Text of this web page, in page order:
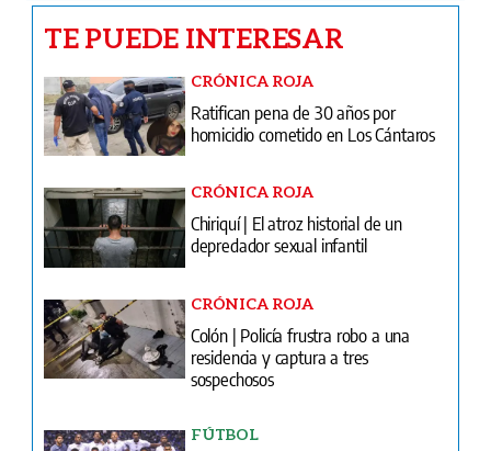
TE PUEDE INTERESAR
CRÓNICA ROJA
Ratifican pena de 30 años por
homicidio cometido en Los Cántaros
CRÓNICA ROJA
Chiriquí | El atroz historial de un
depredador sexual infantil
CRÓNICA ROJA
Colón | Policía frustra robo a una
residencia y captura a tres
sospechosos
FÚTBOL